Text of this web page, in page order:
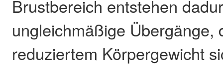
Brustbereich entstehen
ungleichmäßige Übergänge,
reduziertem Körpergewicht